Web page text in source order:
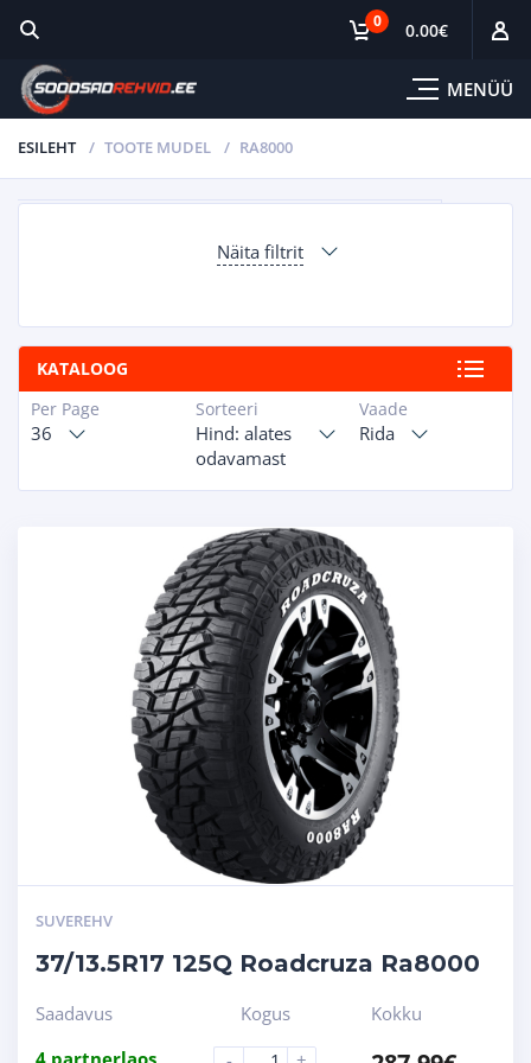
MENÜÜ
0 0.00€
ESILEHT TOOTE MUDEL RA8000
Näita filtrit
KATALOOG
Vaade
Rida
Sorteeri
Hind: alates
odavamast
Per Page
36
SUVEREHV
37/13.5R17 125Q Roadcruza Ra8000
Saadavus
4 partnerlaos
Kogus
Kokku